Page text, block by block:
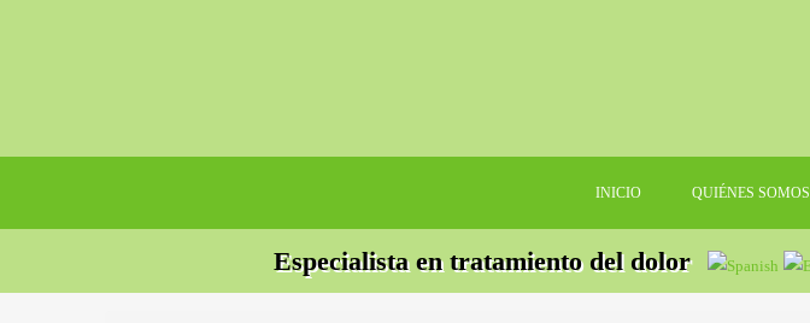
INICIO QUIÉNES SOMOS
Especialista en tratamiento del dolor